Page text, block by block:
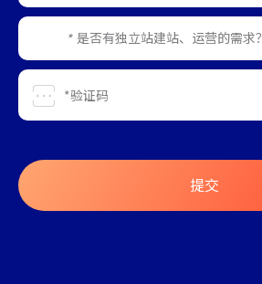
* 是否有独立站建站、运营的需求？
提交